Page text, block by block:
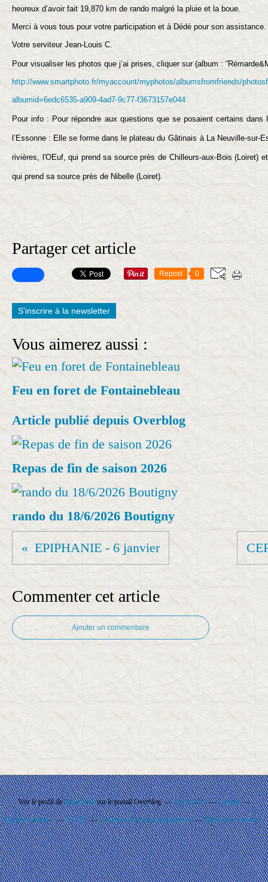
heureux d’avoir fait 19,870 km de rando malgré la pluie et la boue.
Merci à vous tous pour votre participation et à Dédé pour son assistance.
Votre serviteur Jean-Louis C.
Pour visualiser les photos que j’ai prises, cliquer sur (album :
http://www.smartphoto.fr/myaccount/myphotos/albumsfromfriends/
albumid=6edc6535-a909-4ad7-9c77-f3673157e044
Pour info : Pour répondre aux questions que se posaient certains dans
l’Essonne : Elle se forme dans le plateau du Gâtinais à La Neuville-sur-
rivières, l'OEuf, qui prend sa source près de Chilleurs-aux-Bois (Loiret)
qui prend sa source près de Nibelle (Loiret).
Partager cet article
Repost 0
S'inscrire à la newsletter
Vous aimerez aussi :
Feu en foret de Fontainebleau
Article publié depuis Overblog
Repas de fin de saison 2026
rando du 18/6/2026 Boutigny
EPIPHANIE - 6 janvier
Commenter cet article
Ajouter un commentaire
Voir le profil deRando'Ballsur le portail Overblog Top articles Contact
Signaler un abus C.G.U. Cookies et données personnelles Préférences cookies